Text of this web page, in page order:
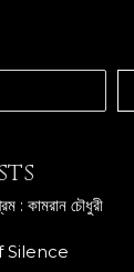
: কামরান চৌধুরী
Silence